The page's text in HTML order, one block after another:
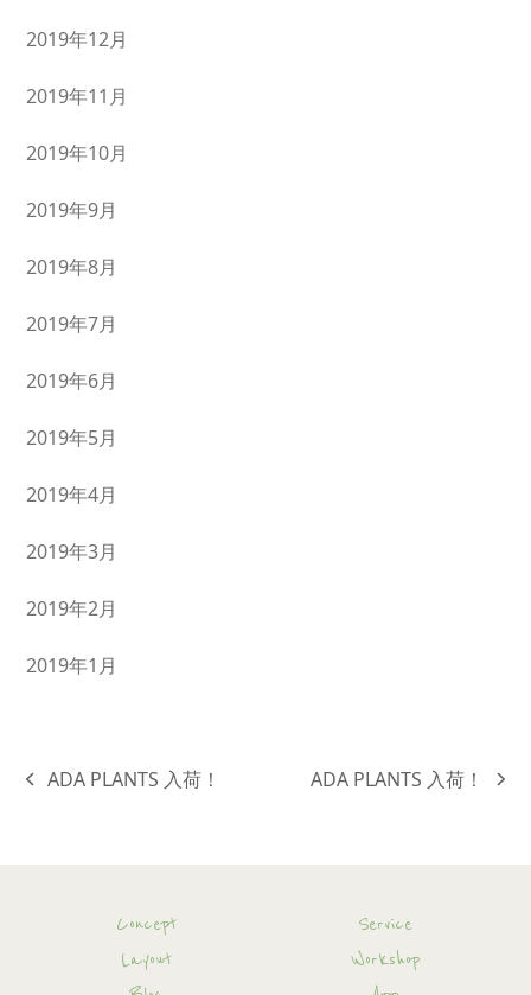
2019年12月
2019年11月
2019年10月
2019年9月
2019年8月
2019年7月
2019年6月
2019年5月
2019年4月
2019年3月
2019年2月
2019年1月
previous
ADA PLANTS 入荷！
next
ADA PLANTS 入荷！
Concept
Service
Layout
Workshop